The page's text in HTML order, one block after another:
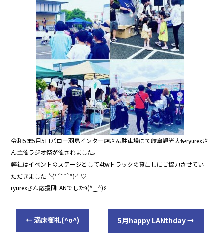
令和5年5月5日バロー羽島インター店さん駐車場にて岐阜観光大使ryurexさ
ん主催ラジオ祭が催されました。
弊社はイベントのステージとして4twトラックの貸出しにご協力させてい
ただきました╰(*´︶`*)╯♡
ryurexさん応援団LANでした٩(^‿^)۶
←満床御礼(^o^) 5月happy LANthday→